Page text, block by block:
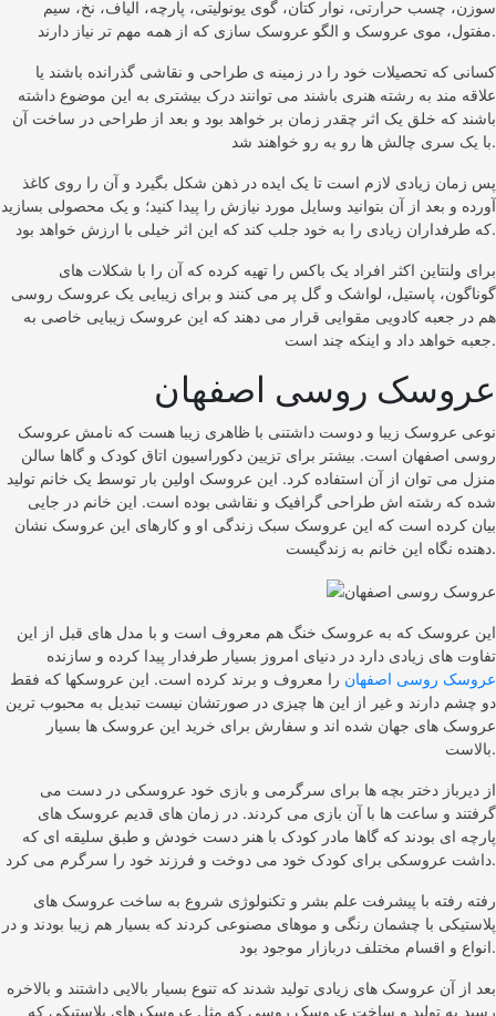
سوزن، چسب حرارتی، نوار کتان، گوی یونولیتی، پارچه، الیاف، نخ، سیم
مفتول، موی عروسک و الگو عروسک سازی که از همه مهم تر نیاز دارند.
کسانی که تحصیلات خود را در زمینه ی طراحی و نقاشی گذرانده باشند یا
علاقه مند به رشته هنری باشند می توانند درک بیشتری به این موضوع داشته
باشند که خلق یک اثر چقدر زمان بر خواهد بود و بعد از طراحی در ساخت آن
با یک سری چالش ها رو به رو خواهند شد.
پس زمان زیادی لازم است تا یک ایده در ذهن شکل بگیرد و آن را روی کاغذ
آورده و بعد از آن بتوانید وسایل مورد نیازش را پیدا کنید؛ و یک محصولی بسازید
که طرفداران زیادی را به خود جلب کند که این اثر خیلی با ارزش خواهد بود.
برای ولنتاین اکثر افراد یک باکس را تهیه کرده که آن را با شکلات های
گوناگون، پاستیل، لواشک و گل پر می کنند و برای زیبایی یک عروسک روسی
هم در جعبه کادویی مقوایی قرار می دهند که این عروسک زیبایی خاصی به
جعبه خواهد داد و اینکه چند است.
عروسک روسی اصفهان
نوعی عروسک زیبا و دوست داشتنی با ظاهری زیبا هست که نامش عروسک
روسی اصفهان است. بیشتر برای تزیین دکوراسیون اتاق کودک و گاها سالن
منزل می توان از آن استفاده کرد. این عروسک اولین بار توسط یک خانم تولید
شده که رشته اش طراحی گرافیک و نقاشی بوده است. این خانم در جایی
بیان کرده است که این عروسک سبک زندگی او و کارهای این عروسک نشان
دهنده نگاه این خانم به زندگیست.
این عروسک که به عروسک خنگ هم معروف است و با مدل های قبل از این
تفاوت های زیادی دارد در دنیای امروز بسیار طرفدار پیدا کرده و سازنده
عروسک روسی اصفهان را معروف و برند کرده است. این عروسکها که فقط
دو چشم دارند و غیر از این ها چیزی در صورتشان نیست تبدیل به محبوب ترین
عروسک های جهان شده اند و سفارش برای خرید این عروسک ها بسیار
بالاست.
از دیرباز دختر بچه ها برای سرگرمی و بازی خود عروسکی در دست می
گرفتند و ساعت ها با آن بازی می کردند. در زمان های قدیم عروسک های
پارچه ای بودند که گاها مادر کودک با هنر دست خودش و طبق سلیقه ای که
داشت عروسکی برای کودک خود می دوخت و فرزند خود را سرگرم می کرد.
رفته رفته با پیشرفت علم بشر و تکنولوژی شروع به ساخت عروسک های
پلاستیکی با چشمان رنگی و موهای مصنوعی کردند که بسیار هم زیبا بودند و در
انواع و اقسام مختلف دربازار موجود بود.
بعد از آن عروسک های زیادی تولید شدند که تنوع بسیار بالایی داشتند و بالاخره
رسید به تولید و ساخت عروسک روسی که مثل عروسک های پلاستیکی که